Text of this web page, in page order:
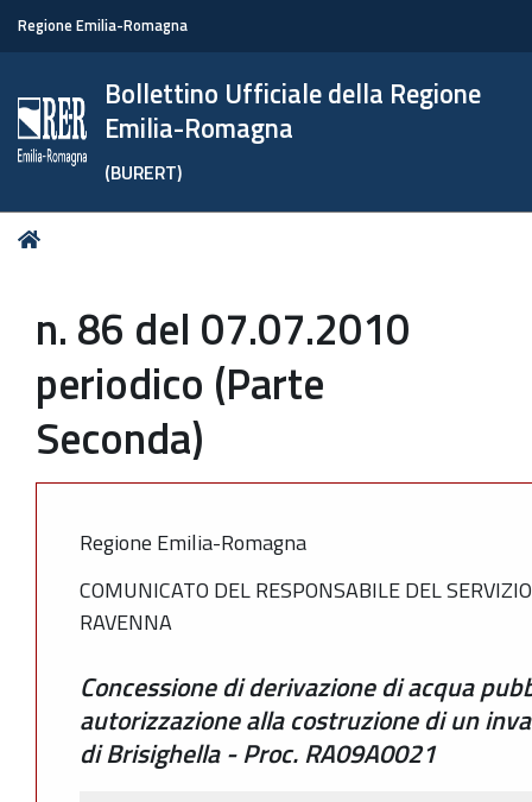
Regione Emilia-Romagna
Bollettino Ufficiale della Regione
Emilia-Romagna
(BURERT)
Tu
n. 86 del 07.07.2010
periodico (Parte
Seconda)
Regione Emilia-Romagna
COMUNICATO DEL RESPONSABILE DEL
RAVENNA
Concessione di derivazione di acqua
autorizzazione alla costruzione di un
di Brisighella - Proc. RA09A0021